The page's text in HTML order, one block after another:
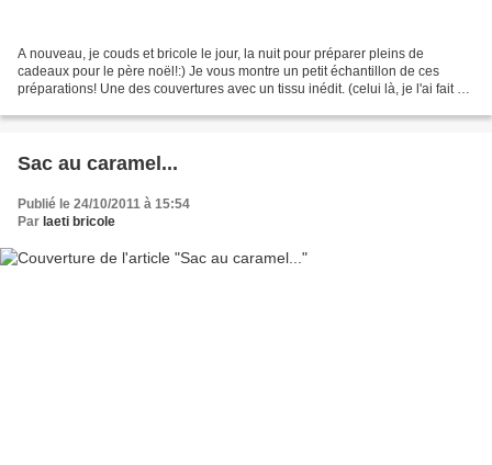
A nouveau, je couds et bricole le jour, la nuit pour préparer pleins de
cadeaux pour le père noël!:) Je vous montre un petit échantillon de ces
préparations! Une des couvertures avec un tissu inédit. (celui là, je l'ai fait en
Sac au caramel...
Publié le 24/10/2011 à 15:54
Par laeti bricole